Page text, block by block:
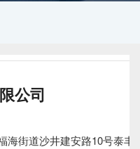
公司
海街道沙井建安路10号泰丰